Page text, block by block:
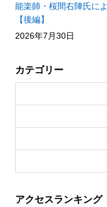
能楽師・桜間右陣氏に
【後編】
2026年7月30日
カテゴリー
アクセスランキング